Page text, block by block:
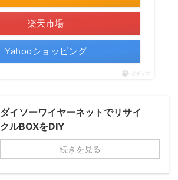
楽天市場
Yahooショッピング
ポチップ
ダイソーワイヤーネットでリサイ
クルBOXをDIY
続きを見る